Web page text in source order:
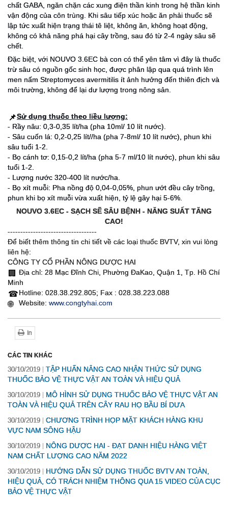
chất GABA, ngăn chặn các xung điện thần kinh trong hệ thần kinh
vận động của côn trùng. Khi sâu tiếp xúc hoặc ăn phải thuốc sẽ
lập tức xuất hiện trạng thái tê liệt, không ăn, không hoạt động,
không có khả năng phá hại cây trồng, sau đó từ 2-4 ngày sâu sẽ
chết.
Đặc biệt, với NOUVO 3.6EC bà con có thể yên tâm vì đây là thuốc
trừ sâu có nguồn gốc sinh học, được phân lập qua quá trình lên
men nấm Streptomyces avermitilis ít ảnh hưởng đến thiên địch và
môi trường, không để lại dư lượng trong nông sản.
📌Sử dụng thuốc theo liều lượng:
- Rầy nâu: 0,3-0,35 lít/ha (pha 10ml/ 10 lít nước).
- Sâu cuốn lá: 0,2-0,25 lít//ha (pha 7-8ml/ 10 lít nước), phun khi
sâu tuổi 1-2.
- Bọ cánh tơ: 0,15-0,2 lít/ha (pha 5-7 ml/10 lít nước), phun khi sâu
tuổi 1-2.
- Lượng nước 320-400 lít nước/ha.
- Bọ xít muỗi: Pha nồng độ 0,04-0,05%, phun ướt đều cây trồng,
phun khi bọ xít muỗi vừa xuất hiện, tỷ lệ gây hại 5-6%.
NOUVO 3.6EC - SẠCH SẼ SÂU BỆNH - NĂNG SUẤT TĂNG
CAO!
-----------------------------------
Để biết thêm thông tin chi tiết về các loại thuốc BVTV, xin vui lòng
liên hệ:
CÔNG TY CỔ PHẦN NÔNG DƯỢC HAI
🏢 Địa chỉ: 28 Mạc Đĩnh Chi, Phường ĐaKao, Quận 1, Tp. Hồ Chí
Minh
☎Hotline: 028.38.292.805; Fax : 028.38.223.088
🌐 Website: www.congtyhai.com
In
CÁC TIN KHÁC
30/10/2019
TẬP HUẤN NÂNG CAO NHẬN THỨC SỬ DỤNG
THUỐC BẢO VỆ THỰC VẬT AN TOÀN VÀ HIỆU QUẢ
30/10/2019
MÔ HÌNH SỬ DỤNG THUỐC BẢO VỆ THỰC VẬT AN
TOÀN VÀ HIỆU QUẢ TRÊN CÂY RAU HỌ BẦU BÍ DƯA
30/10/2019
CHƯƠNG TRÌNH HỌP MẶT KHÁCH HÀNG KHU
VỰC NAM SÔNG HẬU
30/10/2019
NÔNG DƯỢC HAI - ĐẠT DANH HIỆU HÀNG VIỆT
NAM CHẤT LƯỢNG CAO NĂM 2022
30/10/2019
HƯỚNG DẪN SỬ DỤNG THUỐC BVTV AN TOÀN,
HIỆU QUẢ, CÓ TRÁCH NHIỆM THÔNG QUA 15 VIDEO CỦA CỤC
BẢO VỆ THỰC VẬT